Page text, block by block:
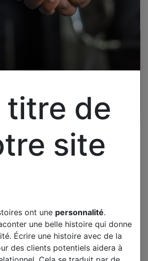
CARTE T-CON
T315HW05 VO/V1
titre de
site
ont une personnalité.
une belle histoire qui donne
Écrire une histoire avec de la
des clients potentiels aidera à